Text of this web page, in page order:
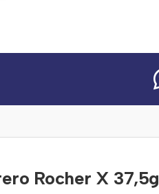
Rocher X 37,5g